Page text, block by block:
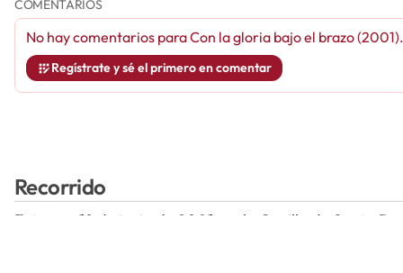
COMENTARIOS
No hay comentarios paraCon la gloria bajo el brazo (2001).
Regístrate y sé el primero en comentar
Recorrido
Estreno: 19 de junio de 2001, en la Capilla de Santa